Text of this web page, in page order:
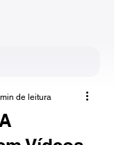
de leitura